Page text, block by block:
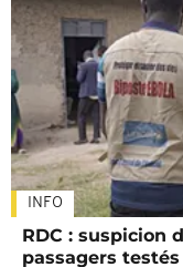
INFO
RDC : suspicion
passagers